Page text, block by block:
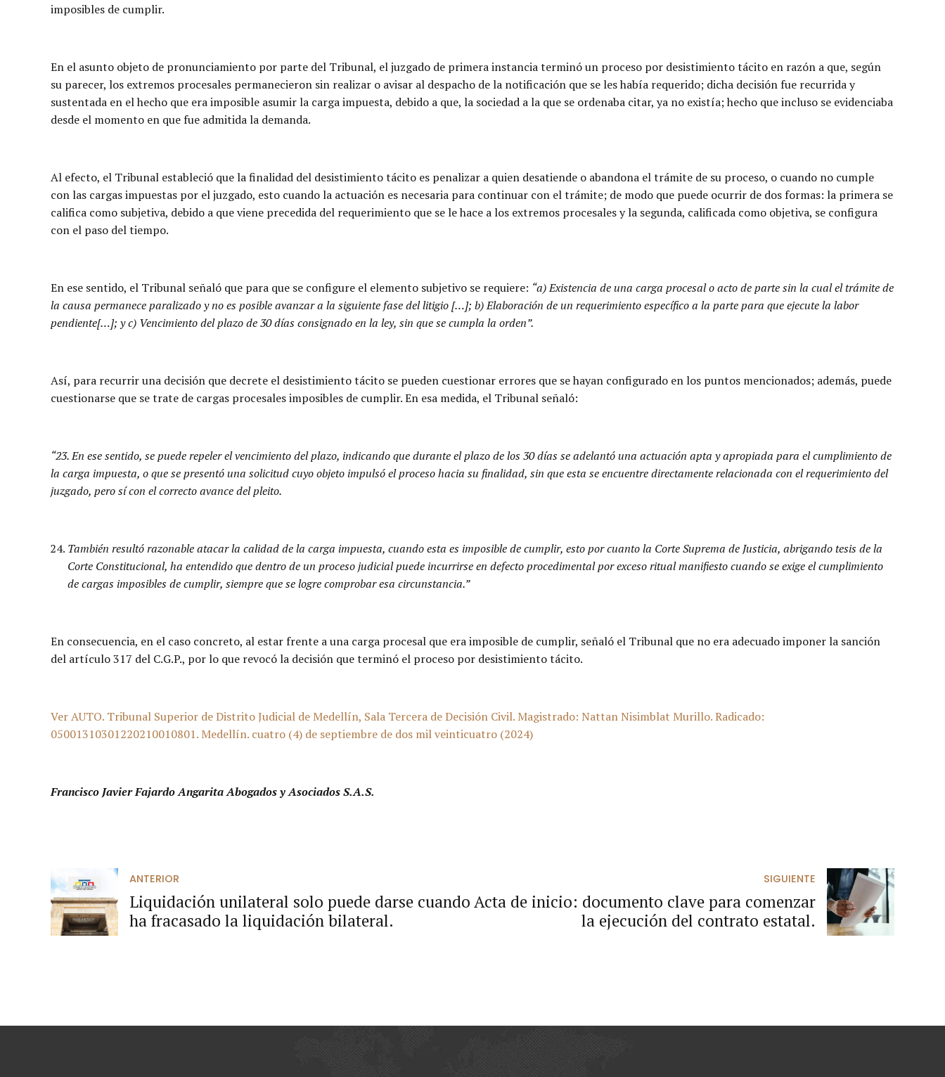
imposibles de cumplir.
En el asunto objeto de pronunciamiento por parte del Tribunal, el juzgado de primera instancia terminó un proceso por desistimiento tácito en razón a que, según
su parecer, los extremos procesales permanecieron sin realizar o avisar al despacho de la notificación que se les había requerido; dicha decisión fue recurrida y
sustentada en el hecho que era imposible asumir la carga impuesta, debido a que, la sociedad a la que se ordenaba citar, ya no existía; hecho que incluso se evidenciaba
desde el momento en que fue admitida la demanda.
Al efecto, el Tribunal estableció que la finalidad del desistimiento tácito es penalizar a quien desatiende o abandona el trámite de su proceso, o cuando no cumple
con las cargas impuestas por el juzgado, esto cuando la actuación es necesaria para continuar con el trámite; de modo que puede ocurrir de dos formas: la primera se
califica como subjetiva, debido a que viene precedida del requerimiento que se le hace a los extremos procesales y la segunda, calificada como objetiva, se configura
con el paso del tiempo.
En ese sentido, el Tribunal señaló que para que se configure el elemento subjetivo se requiere: “a) Existencia de una carga procesal o acto de parte sin la cual el trámite de
la causa permanece paralizado y no es posible avanzar a la siguiente fase del litigio […]; b) Elaboración de un requerimiento específico a la parte para que ejecute la labor
pendiente[…]; y c) Vencimiento del plazo de 30 días consignado en la ley, sin que se cumpla la orden”.
Así, para recurrir una decisión que decrete el desistimiento tácito se pueden cuestionar errores que se hayan configurado en los puntos mencionados; además, puede
cuestionarse que se trate de cargas procesales imposibles de cumplir. En esa medida, el Tribunal señaló:
“23. En ese sentido, se puede repeler el vencimiento del plazo, indicando que durante el plazo de los 30 días se adelantó una actuación apta y apropiada para el cumplimiento de
la carga impuesta, o que se presentó una solicitud cuyo objeto impulsó el proceso hacia su finalidad, sin que esta se encuentre directamente relacionada con el requerimiento del
juzgado, pero sí con el correcto avance del pleito.
También resultó razonable atacar la calidad de la carga impuesta, cuando esta es imposible de cumplir, esto por cuanto la Corte Suprema de Justicia, abrigando tesis de la
Corte Constitucional, ha entendido que dentro de un proceso judicial puede incurrirse en defecto procedimental por exceso ritual manifiesto cuando se exige el cumplimiento
de cargas imposibles de cumplir, siempre que se logre comprobar esa circunstancia.”
En consecuencia, en el caso concreto, al estar frente a una carga procesal que era imposible de cumplir, señaló el Tribunal que no era adecuado imponer la sanción
del artículo 317 del C.G.P., por lo que revocó la decisión que terminó el proceso por desistimiento tácito.
Ver AUTO. Tribunal Superior de Distrito Judicial de Medellín, Sala Tercera de Decisión Civil. Magistrado: Nattan Nisimblat Murillo. Radicado:
05001310301220210010801. Medellín. cuatro (4) de septiembre de dos mil veinticuatro (2024)
Francisco Javier Fajardo Angarita Abogados y Asociados S.A.S.
ANTERIOR
Liquidación unilateral solo puede darse cuando
ha fracasado la liquidación bilateral.
SIGUIENTE
Acta de inicio: documento clave para comenzar
la ejecución del contrato estatal.